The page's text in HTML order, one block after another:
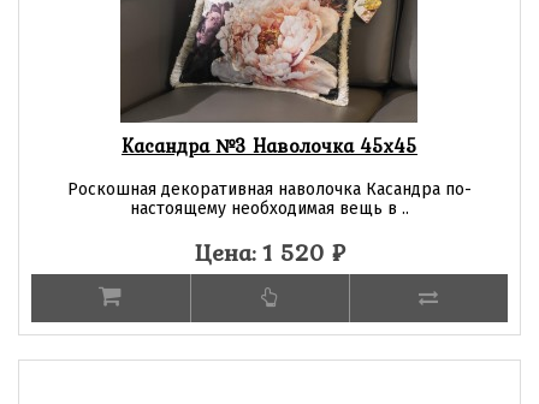
Касандра №3 Наволочка 45х45
Роскошная декоративная наволочка Касандра по-
настоящему необходимая вещь в ..
Цена: 1 520 ₽